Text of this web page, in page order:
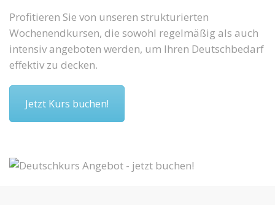
Profitieren Sie von unseren strukturierten
Wochenendkursen, die sowohl regelmäßig als auch
intensiv angeboten werden, um Ihren Deutschbedarf
effektiv zu decken.
Jetzt Kurs buchen!